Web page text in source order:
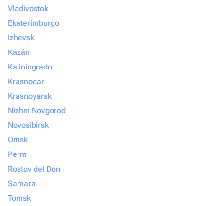
Vladivostok
Ekaterimburgo
Izhevsk
Kazán
Kaliningrado
Krasnodar
Krasnoyarsk
Nizhni Novgorod
Novosibirsk
Omsk
Perm
Rostov del Don
Samara
Tomsk